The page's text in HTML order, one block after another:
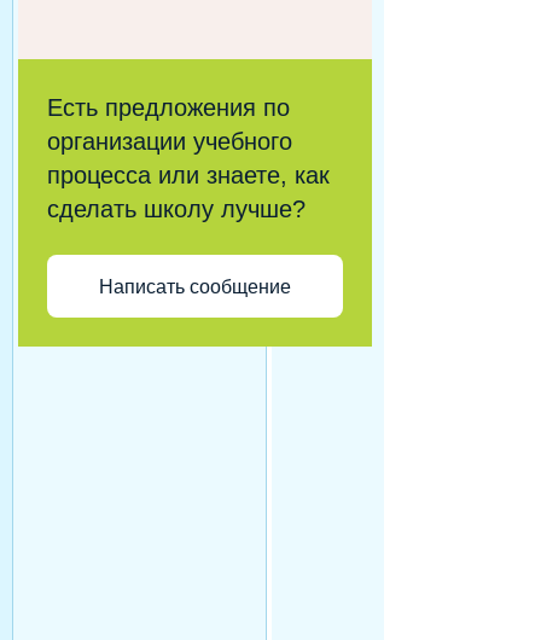
Есть предложения по
организации учебного
процесса или знаете, как
сделать школу лучше?
Написать сообщение